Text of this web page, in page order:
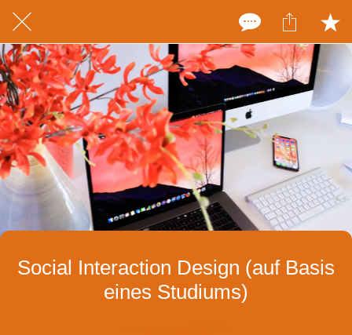
Social Interaction Design (auf Basis
eines Studiums)